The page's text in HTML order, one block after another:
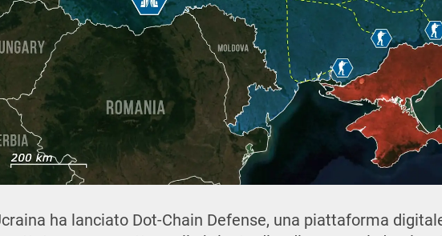
ha lanciato Dot-Chain Defense, una piattaforma